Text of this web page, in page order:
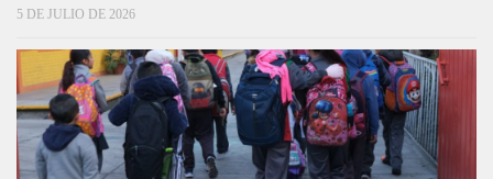
5 DE JULIO DE 2026